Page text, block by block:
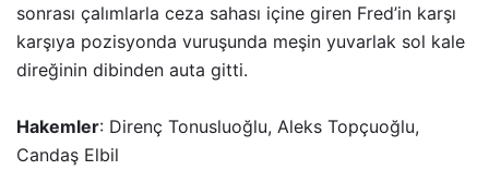
sonrası çalımlarla ceza sahası içine giren Fred’in karşı
karşıya pozisyonda vuruşunda meşin yuvarlak sol kale
direğinin dibinden auta gitti.
Hakemler: Direnç Tonusluoğlu, Aleks Topçuoğlu,
Candaş Elbil